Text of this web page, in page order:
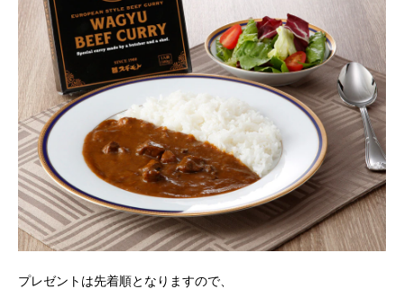
プレゼントは先着順となりますので、